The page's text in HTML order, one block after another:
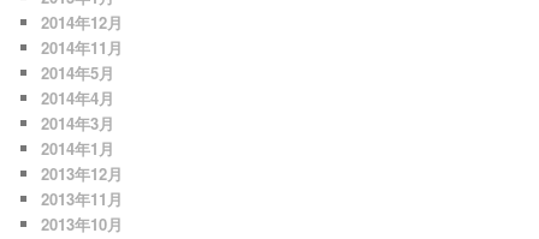
2014年12月
2014年11月
2014年5月
2014年4月
2014年3月
2014年1月
2013年12月
2013年11月
2013年10月